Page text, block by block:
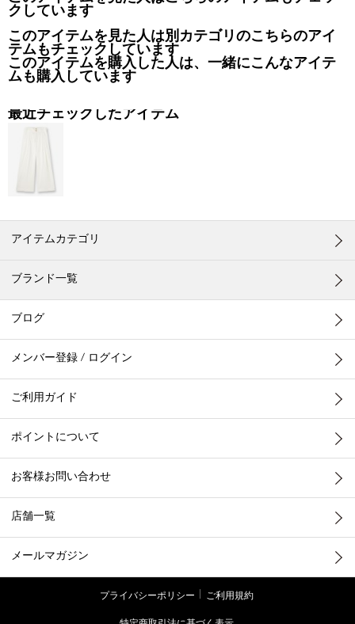
クしています
このアイテムを見た人は別カテゴリのこちらのアイ
テムもチェックしています
このアイテムを購入した人は、一緒にこんなアイテ
ムも購入しています
最近チェックしたアイテム
アイテムカテゴリ
ブランド一覧
ブログ
メンバー登録 / ログイン
ご利用ガイド
ポイントについて
お客様お問い合わせ
店舗一覧
メールマガジン
プライバシーポリシー
ご利用規約